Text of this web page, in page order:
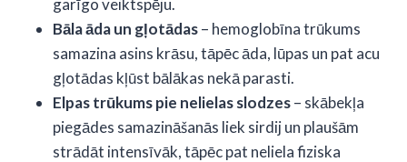
garīgo veiktspēju.
Bāla āda un gļotādas– hemoglobīna trūkums
samazina asins krāsu, tāpēc āda, lūpas un pat acu
gļotādas kļūst bālākas nekā parasti.
Elpas trūkums pie nelielas slodzes– skābekļa
piegādes samazināšanās liek sirdij un plaušām
strādāt intensīvāk, tāpēc pat neliela fiziska